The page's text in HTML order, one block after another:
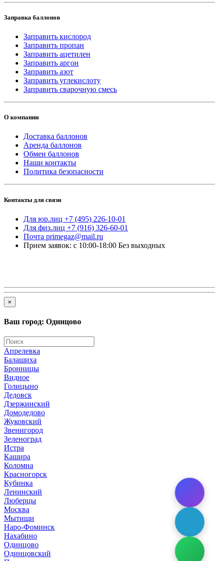
Заправка баллонов
Заправить кислород
Заправить пропан
Заправить ацетилен
Заправить аргон
Заправить азот
Заправить углекислоту
Заправить сварочную смесь
О компании
Доставка баллонов
Аренда баллонов
Обмен баллонов
Наши контакты
Политика безопасности
Контакты для связи
Для юр.лиц +7 (495) 226-10-01
Для физ.лиц +7 (916) 326-60-01
Почта primegaz@mail.ru
Прием заявок: с 10:00-18:00 Без выходных
×
Ваш город: Одинцово
Апрелевка
Балашиха
Бронницы
Видное
Голицыно
Дедовск
Дзержинский
Домодедово
Жуковский
Звенигород
Зеленоград
Истра
Кашира
Коломна
Красногорск
Кубинка
Ленинский
Люберцы
Москва
Мытищи
Наро-Фоминск
Нахабино
Одинцово
Одинцовский